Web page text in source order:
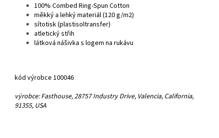
100% Combed Ring-Spun Cotton
měkký a lehký materiál (120 g/m2)
sítotisk (plastisoltransfer)
atletický střih
látková nášivka s logem na rukávu
kód výrobce 100046
výrobce: Fasthouse, 28757 Industry Drive, Valencia, California,
91355, USA